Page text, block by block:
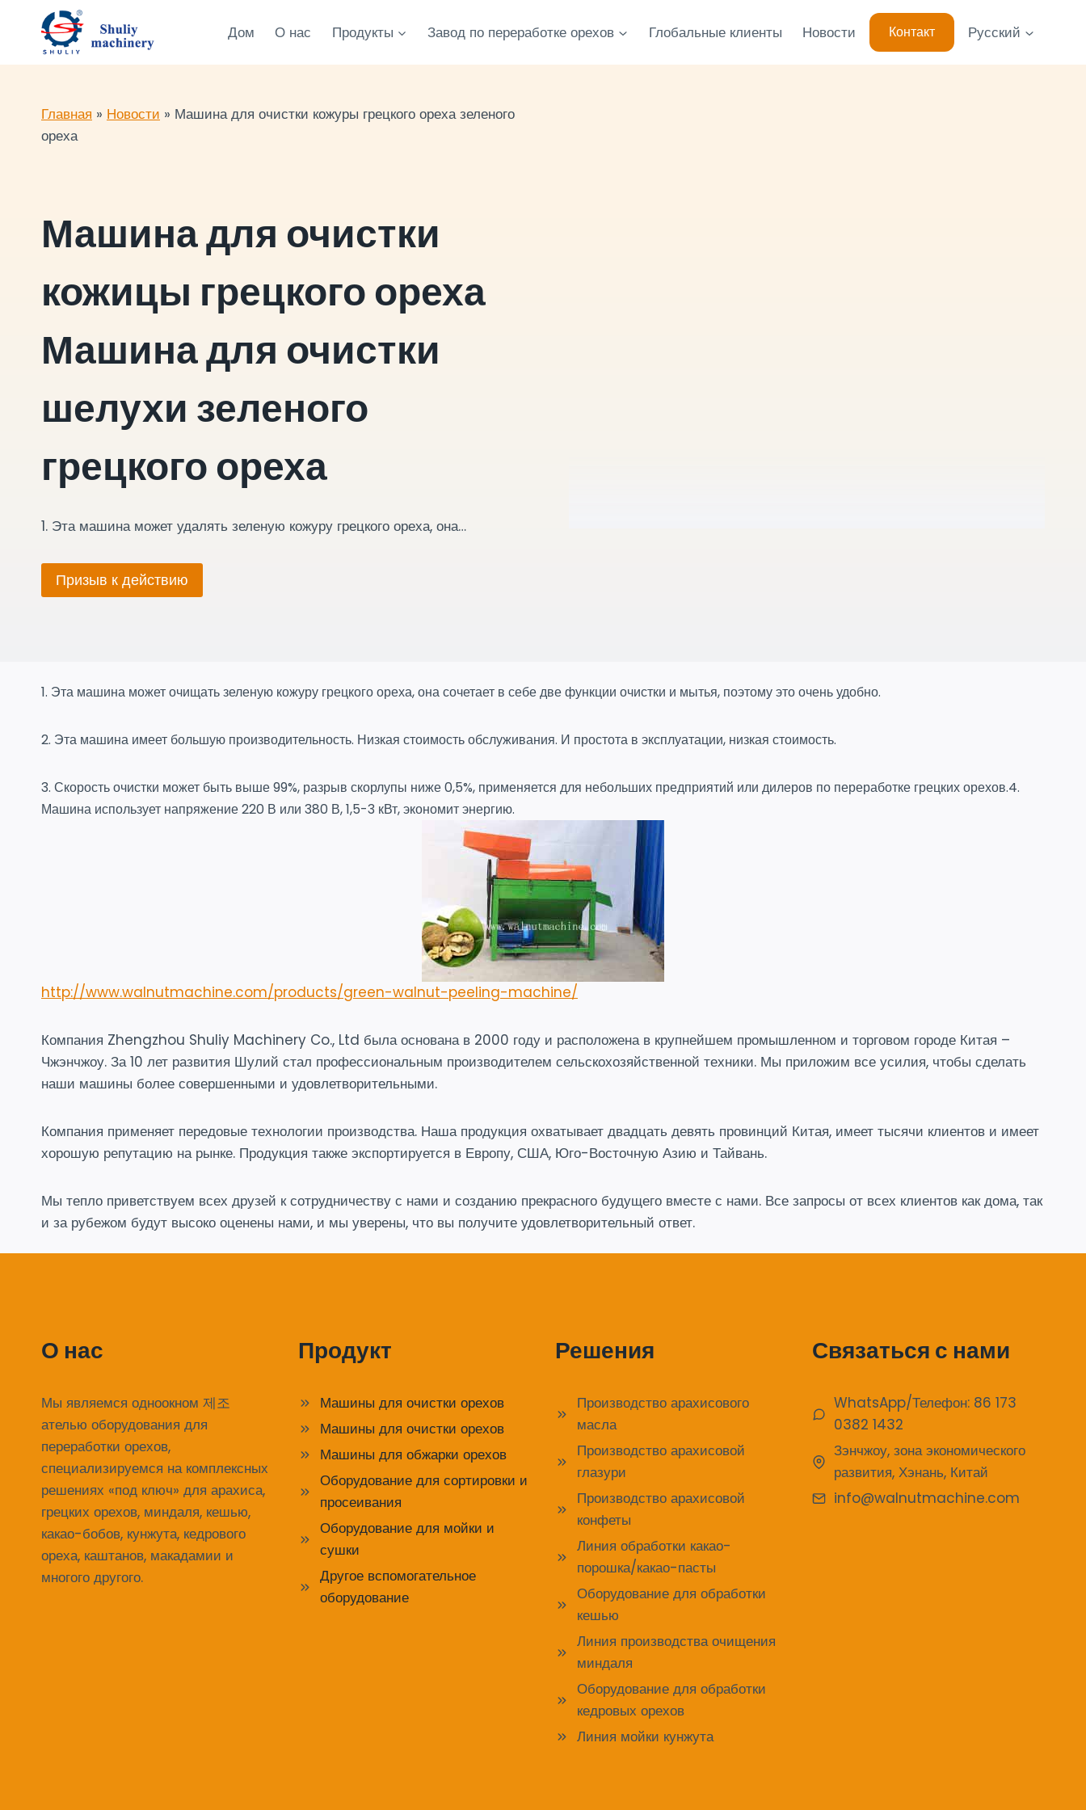
Перейти
содержимому
Дом О нас Продукты Завод по переработке орехов Глобальные клиенты Новости Контакт Русский
Главная » Новости » Машина для очистки кожуры грецкого ореха зеленого
ореха
Машина для очистки
кожицы грецкого ореха
Машина для очистки
шелухи зеленого
грецкого ореха
1. Эта машина может удалять зеленую кожуру грецкого ореха, она…
Призыв к действию
1. Эта машина может очищать зеленую кожуру грецкого ореха, она сочетает в себе две функции очистки и мытья, поэтому это очень удобно.
2. Эта машина имеет большую производительность. Низкая стоимость обслуживания. И простота в эксплуатации, низкая стоимость.
3. Скорость очистки может быть выше 99%, разрыв скорлупы ниже 0,5%, применяется для небольших предприятий или дилеров по переработке грецких орехов.4.
Машина использует напряжение 220 В или 380 В, 1,5-3 кВт, экономит энергию.
http://www.walnutmachine.com/products/green-walnut-peeling-machine/
Компания Zhengzhou Shuliy Machinery Co., Ltd была основана в 2000 году и расположена в крупнейшем промышленном и торговом городе Китая –
Чжэнчжоу. За 10 лет развития Шулий стал профессиональным производителем сельскохозяйственной техники. Мы приложим все усилия, чтобы сделать
наши машины более совершенными и удовлетворительными.
Компания применяет передовые технологии производства. Наша продукция охватывает двадцать девять провинций Китая, имеет тысячи клиентов и имеет
хорошую репутацию на рынке. Продукция также экспортируется в Европу, США, Юго-Восточную Азию и Тайвань.
Мы тепло приветствуем всех друзей к сотрудничеству с нами и созданию прекрасного будущего вместе с нами. Все запросы от всех клиентов как дома, так
и за рубежом будут высоко оценены нами, и мы уверены, что вы получите удовлетворительный ответ.
О нас
Мы являемся одноокном 제조
ателью оборудования для
переработки орехов,
специализируемся на комплексных
решениях «под ключ» для арахиса,
грецких орехов, миндаля, кешью,
какао-бобов, кунжута, кедрового
ореха, каштанов, макадамии и
многого другого.
Продукт
Машины для очистки орехов
Машины для очистки орехов
Машины для обжарки орехов
Оборудование для сортировки и
просеивания
Оборудование для мойки и
сушки
Другое вспомогательное
оборудование
Решения
Производство арахисового
масла
Производство арахисовой
глазури
Производство арахисовой
конфеты
Линия обработки какао-
порошка/какао-пасты
Оборудование для обработки
кешью
Линия производства очищения
миндаля
Оборудование для обработки
кедровых орехов
Линия мойки кунжута
Связаться с нами
WhatsApp/Телефон: 86 173
0382 1432
Зэнчжоу, зона экономического
развития, Хэнань, Китай
info@walnutmachine.com